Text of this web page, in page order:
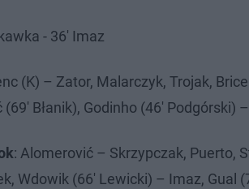
- 36' Imaz
(K) – Zator, Malarczyk, Trojak,
Błanik), Godinho (46' Podgórski)
: Alomerović – Skrzypczak, Puerto,
Wdowik (66' Lewicki) – Imaz, Gual